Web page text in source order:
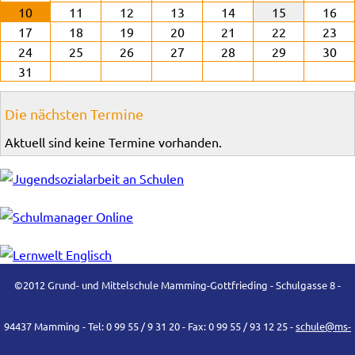
10
11 12 13 14 15
16
17
18 19 20 21 22
23
24
25 26 27 28 29
30
31
Die nächsten Termine
Aktuell sind keine Termine vorhanden.
©2012 Grund- und Mittelschule Mamming-Gottfrieding - Schulgasse 8 -
94437 Mamming - Tel: 0 99 55 / 9 31 20 - Fax: 0 99 55 / 93 12 25 -schule@ms-